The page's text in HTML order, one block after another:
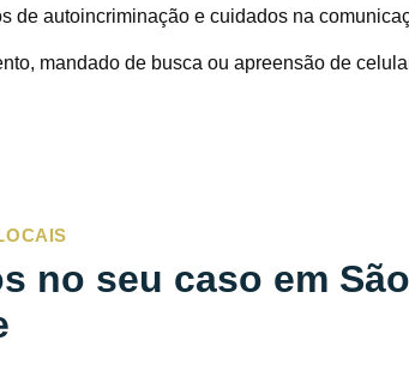
de autoincriminação e cuidados na
mandado de busca ou apreensão de
no seu caso em